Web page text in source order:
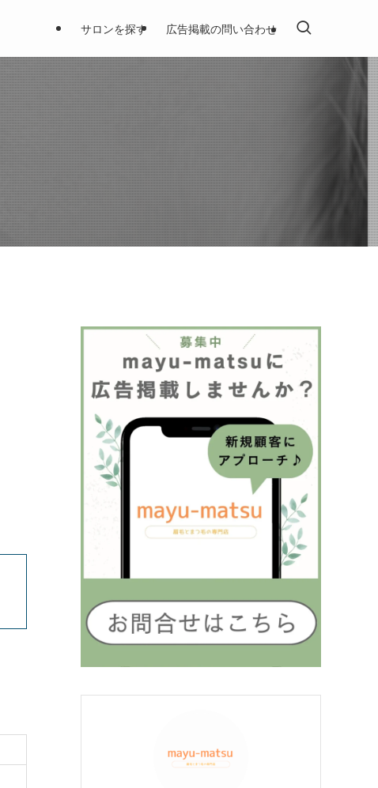
サロンを探す 広告掲載の問い合わせ